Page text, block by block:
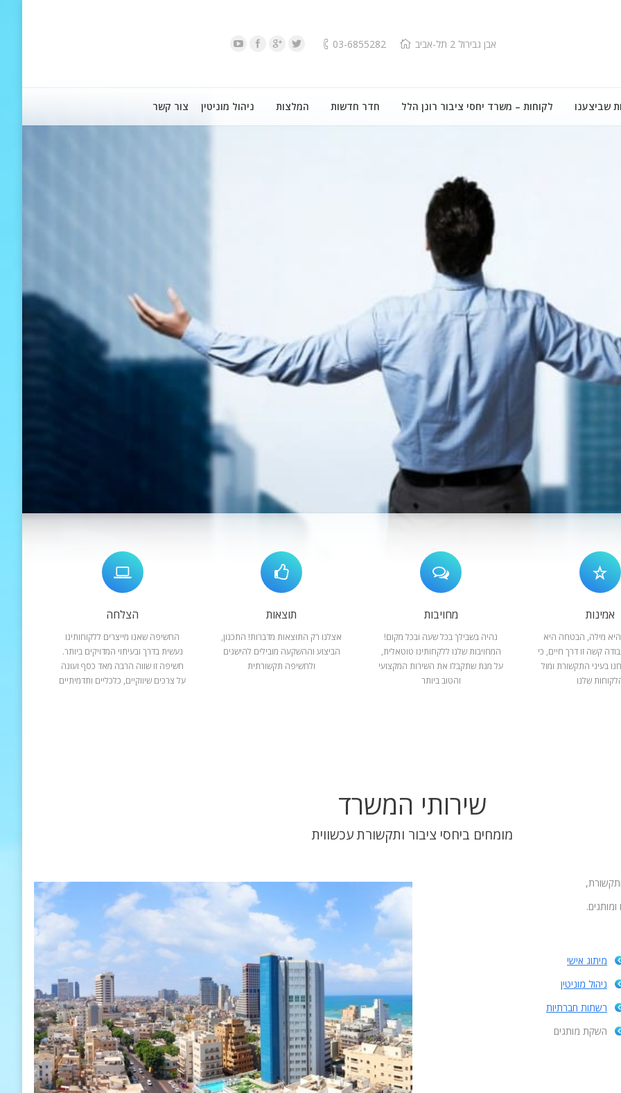
אבן גבירול 2 תל-אביב 03-6855282
שביצענו לקוחות – משרד יחסי ציבור רונן הלל חדר חדשות המלצות ניהול מוניטין צור קשר
אמינות
היא מילה, הבטחה היא
קשה זו דרך חיים, כי
בעיני התקשורת ומול
שלנו
מחויבות
נהיה בשבילך בכל שעה ובכל מקום!
המחויבות שלנו ללקחותינו טוטאלית,
על מנת שתקבלו את השירות המקצועי
והטוב ביותר
תוצאות
אצלנו רק התוצאות מדברות! התכנון,
הביצוע וההשקעה מובילים להישגים
ולחשיפה תקשורתית
הצלחה
החשיפה שאנו מייצרים ללקוחותינו
נעשית בדרך ובעיתוי המדויקים ביותר.
חשיפה זו שווה הרבה מאד כסף ועונה
על צרכים שיווקיים, כלכליים ותדמיתיים
שירותי המשרד
מומחים ביחסי ציבור ותקשורת עכשווית
מיתוג אישי
ניהול מוניטין
רשתות חברתיות
השקת מותגים